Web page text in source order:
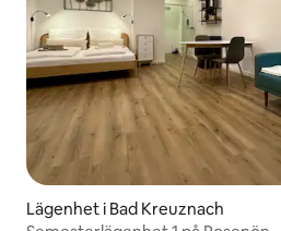
Lägenhet i Bad Kreuznach